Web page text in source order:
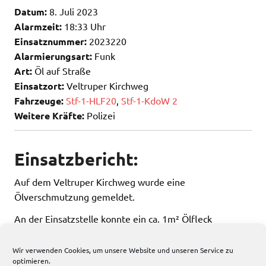
Wir verwenden Cookies, um unsere Website und unseren Service zu
optimieren.
Datum: 8. Juli 2023
Alarmzeit: 18:33 Uhr
Einsatznummer: 2023220
Alarmierungsart: Funk
Art: Öl auf Straße
Einsatzort: Veltruper Kirchweg
Fahrzeuge: Stf-1-HLF20 Stf-1-KdoW 2
Weitere Kräfte: Polizei
Einsatzbericht:
Auf dem Veltruper Kirchweg wurde eine
Ölverschmutzung gemeldet.
An der Einsatzstelle konnte ein ca. 1m² Ölfleck